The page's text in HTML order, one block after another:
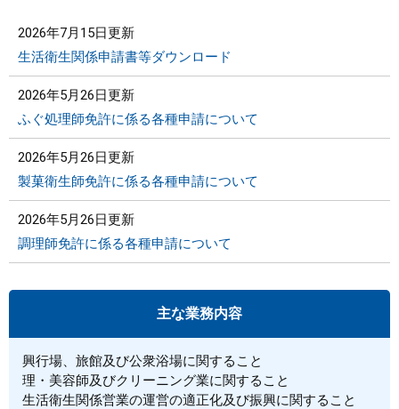
2026年7月15日更新
生活衛生関係申請書等ダウンロード
2026年5月26日更新
ふぐ処理師免許に係る各種申請について
2026年5月26日更新
製菓衛生師免許に係る各種申請について
2026年5月26日更新
調理師免許に係る各種申請について
主な業務内容
興行場、旅館及び公衆浴場に関すること
理・美容師及びクリーニング業に関すること
生活衛生関係営業の運営の適正化及び振興に関すること